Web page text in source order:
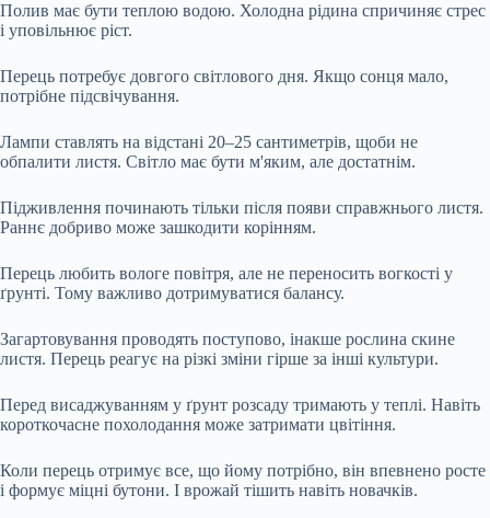
Полив має бути теплою водою. Холодна рідина спричиняє стрес
і уповільнює ріст.
Перець потребує довгого світлового дня. Якщо сонця мало,
потрібне підсвічування.
Лампи ставлять на відстані 20–25 сантиметрів, щоби не
обпалити листя. Світло має бути м'яким, але достатнім.
Підживлення починають тільки після появи справжнього листя.
Раннє добриво може зашкодити корінням.
Перець любить вологе повітря, але не переносить вогкості у
ґрунті. Тому важливо дотримуватися балансу.
Загартовування проводять поступово, інакше рослина скине
листя. Перець реагує на різкі зміни гірше за інші культури.
Перед висаджуванням у ґрунт розсаду тримають у теплі. Навіть
короткочасне похолодання може затримати цвітіння.
Коли перець отримує все, що йому потрібно, він впевнено росте
і формує міцні бутони. І врожай тішить навіть новачків.